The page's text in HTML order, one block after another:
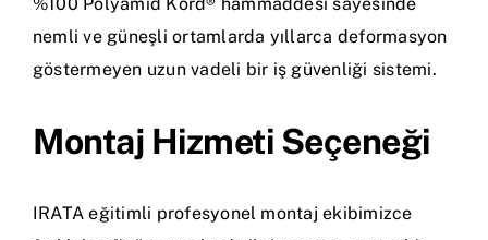
nemli ve güneşli ortamlarda yıllarca deformasyon
göstermeyen uzun vadeli bir iş güvenliği sistemi.
Montaj Hizmeti Seçeneği
IRATA eğitimli profesyonel montaj ekibimizce